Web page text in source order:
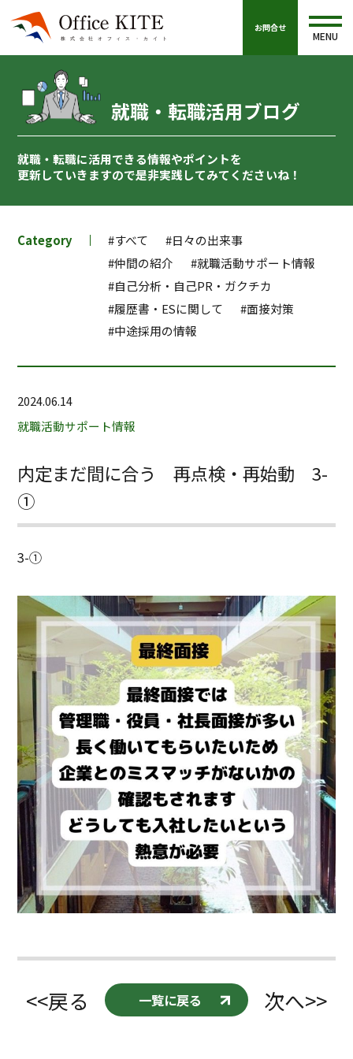
お問合せ
MENU
就職・転職活用ブログ
就職・転職に活用できる情報やポイントを
更新していきますので是非実践してみてくださいね！
Category #すべて
#日々の出来事
#仲間の紹介
#就職活動サポート情報
#自己分析・自己PR・ガクチカ
#履歴書・ESに関して
#面接対策
#中途採用の情報
2024.06.14
就職活動サポート情報
内定まだ間に合う 再点検・再始動 3-
①
3-①
<<戻る 一覧に戻る 次へ>>